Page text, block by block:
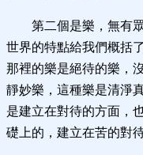
第二個是樂，無有
世界的特點給我們概括
那裡的樂是絕待的樂，
靜妙樂，這種樂是清淨
是建立在對待的方面，
礎上的，建立在苦的對